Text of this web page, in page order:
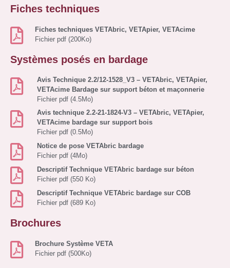
Fiches techniques
Fiches techniques VETAbric, VETApier, VETAcime
Fichier pdf (200Ko)
Systèmes posés en bardage
Avis Technique 2.2/12-1528_V3 – VETAbric, VETApier,
VETAcime Bardage sur support béton et maçonnerie
Fichier pdf (4.5Mo)
Avis technique 2.2-21-1824-V3 – VETAbric, VETApier,
VETAcime bardage sur support bois
Fichier pdf (0.5Mo)
Notice de pose VETAbric bardage
Fichier pdf (4Mo)
Descriptif Technique VETAbric bardage sur béton
Fichier pdf (550 Ko)
Descriptif Technique VETAbric bardage sur COB
Fichier pdf (689 Ko)
Brochures
Brochure Système VETA
Fichier pdf (500Ko)